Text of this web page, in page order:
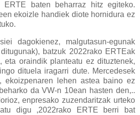
ERTE baten beharraz hitz egiteko.
ekoizle handiek diote hornidura ez
dagokienez, malgutasun-egunak
batzuk 2022rako ERTEak
eta oraindik planteatu ez dituztenek,
dituela iragarri dute. Mercedesek
ekoizpenaren lehen astea baino ez
da VW-n 10ean hasten den,..
enpresako zuzendaritzak urteko
digu ,2022rako ERTE berri bat